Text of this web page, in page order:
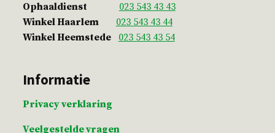
Ophaaldienst
023 543 43 43
Winkel Haarlem
023 543 43 44
Winkel Heemstede
023 543 43 54
Informatie
Privacy verklaring
Veelgestelde vragen